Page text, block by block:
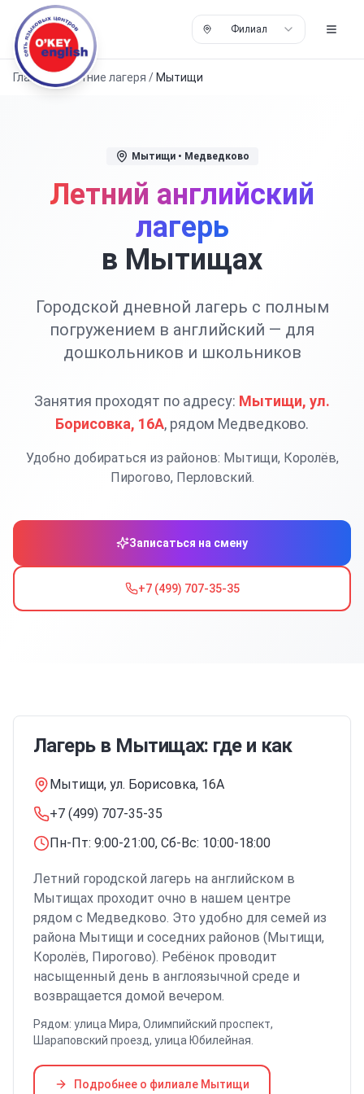
Филиал
Главная Летние лагеря / Мытищи
Мытищи• Медведково
Летний английский
лагерь
в Мытищах
Городской дневной лагерь с полным
погружением в английский — для
дошкольников и школьников
Занятия проходят по адресу: Мытищи, ул.
Борисовка, 16А, рядом Медведково.
Удобно добираться из районов: Мытищи, Королёв,
Пирогово, Перловский.
Записаться на смену
+7 (499) 707-35-35
Лагерь в Мытищах: где и как
Мытищи, ул. Борисовка, 16А
+7 (499) 707-35-35
Пн-Пт: 9:00-21:00, Сб-Вс: 10:00-18:00
Летний городской лагерь на английском в
Мытищах проходит очно в нашем центре
рядом с Медведково. Это удобно для семей из
района Мытищи и соседних районов (Мытищи,
Королёв, Пирогово). Ребёнок проводит
насыщенный день в англоязычной среде и
возвращается домой вечером.
Рядом: улица Мира, Олимпийский проспект,
Шараповский проезд, улица Юбилейная
Подробнее о филиале Мытищи